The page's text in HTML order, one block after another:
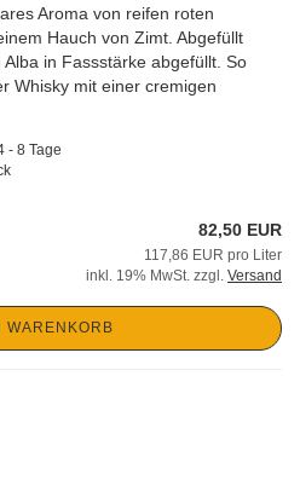
Aroma von reifen roten
Hauch von Zimt. Abgefüllt
in Fassstärke abgefüllt. So
Whisky mit einer cremigen
- 8 Tage
82,50 EUR
117,86 EUR pro Liter
inkl. 19% MwSt. zzgl. Versand
WARENKORB